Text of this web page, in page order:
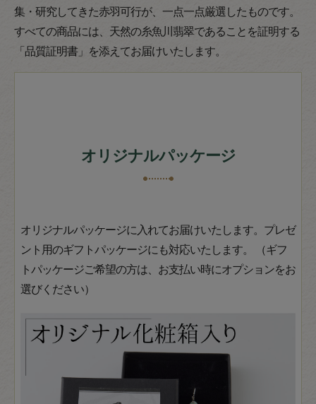
集・研究してきた赤羽可行が、一点一点厳選したものです。
すべての商品には、天然の糸魚川翡翠であることを証明する
「品質証明書」を添えてお届けいたします。
オリジナルパッケージ
オリジナルパッケージに入れてお届けいたします。プレゼ
ント用のギフトパッケージにも対応いたします。 （ギフ
トパッケージご希望の方は、お支払い時にオプションをお
選びください）